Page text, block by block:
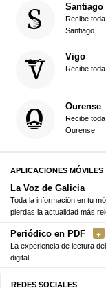
Santiago
Recibe
Santiago
Vigo
Recibe
Ourense
Recibe
Ourense
APLICACIONES MÓVILES
La Voz de Galicia
Toda la información en tu
pierdas la actualidad más
Periódico en PDF
La experiencia de lectura
digital
REDES SOCIALES